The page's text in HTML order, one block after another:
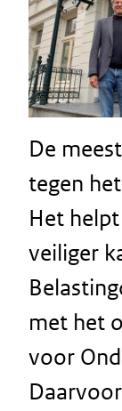
De
tegen
Het
veiliger
met het
voor